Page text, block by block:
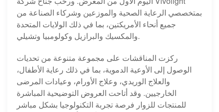
بمتخصصي الرعاية الصحية والموزعين وشركاء الصناعة من
جميع أنحاء الأمريكتين، بما في ذلك الولايات المتحدة
والمكسيك والبرازيل وكولومبيا وتشيلي.
ركزت المناقشات على مجموعة متنوعة من تحديات
الوصول إلى الأوعية الدموية، بما في ذلك رعاية الأطفال،
والعلاج الوريدي، وعلاج الأورام، وعيادات المرضى
الخارجيين. وقد أتاحت العروض التوضيحية المباشرة
للمنتجات للزوار فرصة تجربة التكنولوجيا بشكل مباشر